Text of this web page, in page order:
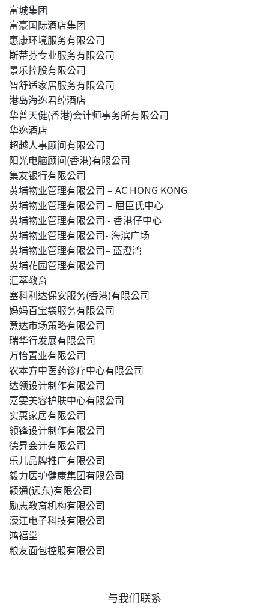
富城集团
富豪国际酒店集团
惠康环境服务有限公司
斯蒂芬专业服务有限公司
景乐控股有限公司
智舒适家居服务有限公司
港岛海逸君绰酒店
华普天健(香港)会计师事务所有限公司
华逸酒店
超越人事顾问有限公司
阳光电脑顾问(香港)有限公司
集友银行有限公司
黄埔物业管理有限公司 – AC HONG KONG
黄埔物业管理有限公司 – 屈臣氏中心
黄埔物业管理有限公司 - 香港仔中心
黄埔物业管理有限公司- 海滨广场
黄埔物业管理有限公司– 蓝澄湾
黄埔花园管理有限公司
汇萃教育
塞科利达保安服务(香港)有限公司
妈妈百宝袋服务有限公司
意达市场策略有限公司
瑞华行发展有限公司
万怡置业有限公司
农本方中医药诊疗中心有限公司
达领设计制作有限公司
嘉雯美容护肤中心有限公司
实惠家居有限公司
领锋设计制作有限公司
德昇会计有限公司
乐儿品牌推广有限公司
毅力医护健康集团有限公司
颖通(远东)有限公司
励志教育机构有限公司
濠江电子科技有限公司
鸿福堂
粮友面包控股有限公司
与我们联系